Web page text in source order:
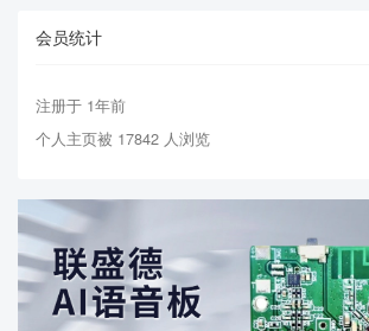
会员统计
注册于 1年前
个人主页被 17842 人浏览